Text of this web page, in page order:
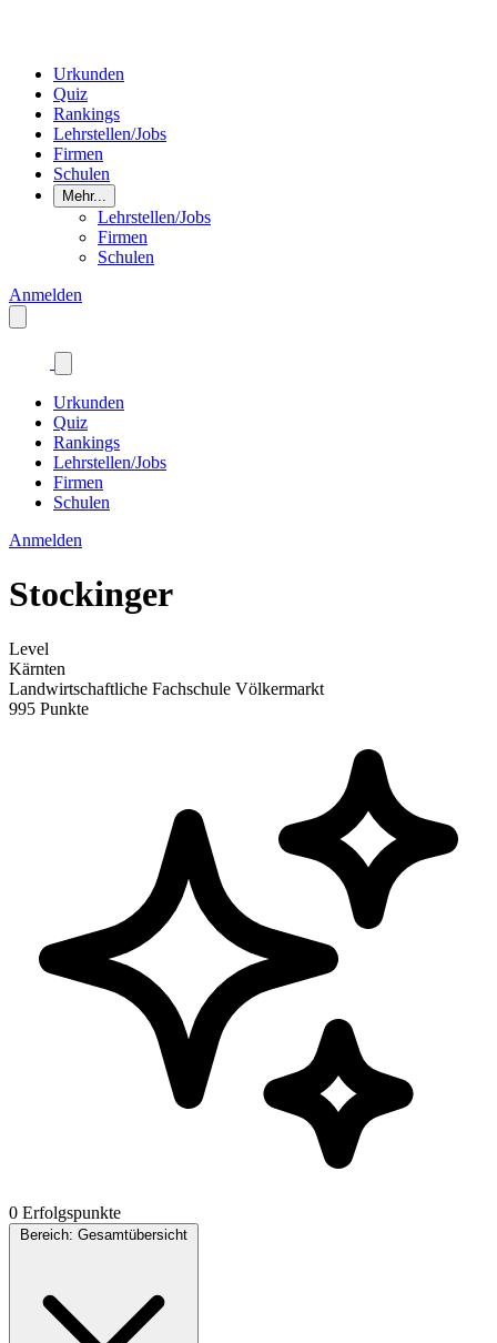
Urkunden
Quiz
Rankings
Lehrstellen/Jobs
Firmen
Schulen
Mehr...
Lehrstellen/Jobs
Firmen
Schulen
Anmelden
Urkunden
Quiz
Rankings
Lehrstellen/Jobs
Firmen
Schulen
Anmelden
Stockinger
Level
Kärnten
Landwirtschaftliche Fachschule Völkermarkt
995 Punkte
0 Erfolgspunkte
Bereich: Gesamtübersicht